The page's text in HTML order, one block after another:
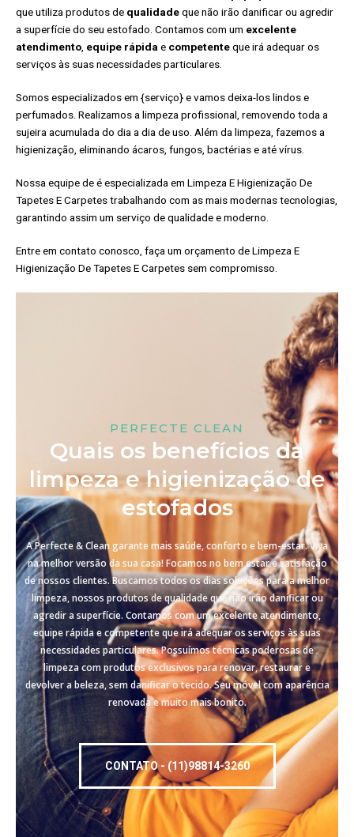
que utiliza produtos de qualidadeque não irão danificar ou agredir
a superfície do seu estofado. Contamos com um excelente
atendimento equipe rápida e competenteque irá adequar os
serviços às suas necessidades particulares.
Somos especializados em {serviço} e vamos deixa-los lindos e
perfumados. Realizamos a limpeza profissional, removendo toda a
sujeira acumulada do dia a dia de uso. Além da limpeza, fazemos a
higienização, eliminando ácaros, fungos, bactérias e até vírus.
Nossa equipe de é especializada em Limpeza E Higienização De
Tapetes E Carpetes trabalhando com as mais modernas tecnologias,
garantindo assim um serviço de qualidade e moderno.
Entre em contato conosco, faça um orçamento de Limpeza E
Higienização De Tapetes E Carpetes sem compromisso.
PERFECTE CLEAN
Quais os benefícios da
limpeza e higienização de
estofados
A Perfecte & Clean garante mais saúde, conforto e bem-estar. Viva
na melhor versão da sua casa! Focamos no bem estar e satisfação
de nossos clientes. Buscamos todos os dias soluções para a melhor
limpeza, nossos produtos de qualidade que não irão danificar ou
agredir a superfície. Contamos com um excelente atendimento,
equipe rápida e competente que irá adequar os serviços às suas
necessidades particulares. Possuímos técnicas poderosas de
limpeza com produtos exclusivos para renovar, restaurar e
devolver a beleza, sem danificar o tecido. Seu móvel com aparência
renovada e muito mais bonito.
CONTATO - (11)98814-3260